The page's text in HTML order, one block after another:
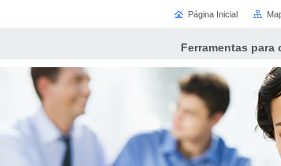
Ferramentas para
Página Inicial